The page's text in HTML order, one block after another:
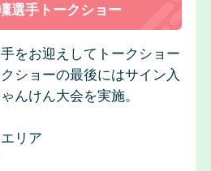
選手トークショー
をお迎えしてトークショー
ショーの最後にはサイン入
んけん大会を実施。
リア